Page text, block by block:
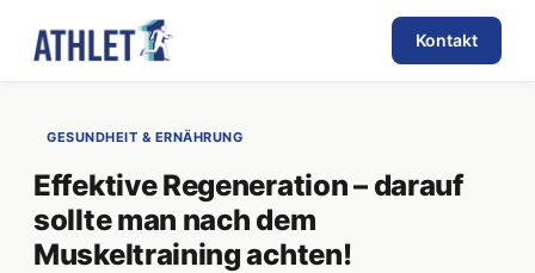
Kontakt
GESUNDHEIT & ERNÄHRUNG
Effektive Regeneration – darauf
sollte man nach dem
Muskeltraining achten!